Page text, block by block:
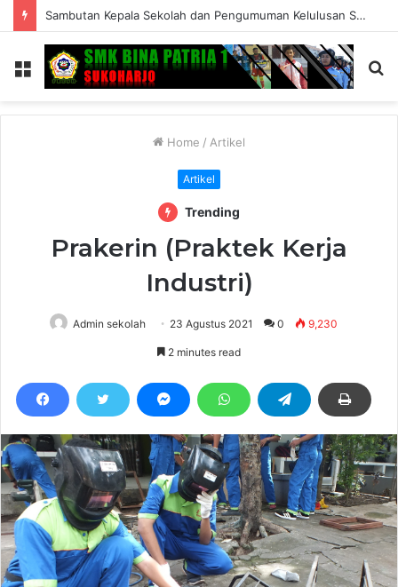
Sambutan Kepala Sekolah dan Pengumuman Kelulusan SMK Bina Patria 1 Sukoharjo Tahun Ajaran 2025/2026
Menu
Home / Artikel
Artikel
Trending
Prakerin (Praktek Kerja
Industri)
Admin sekolah 23 Agustus 2021 0 9,230
2 minutes read